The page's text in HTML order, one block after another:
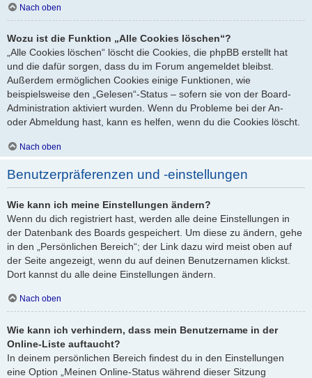
Nach oben
Wozu ist die Funktion „Alle Cookies löschen“?
„Alle Cookies löschen“ löscht die Cookies, die phpBB erstellt hat
und die dafür sorgen, dass du im Forum angemeldet bleibst.
Außerdem ermöglichen Cookies einige Funktionen, wie
beispielsweise den „Gelesen“-Status – sofern sie von der Board-
Administration aktiviert wurden. Wenn du Probleme bei der An-
oder Abmeldung hast, kann es helfen, wenn du die Cookies löscht.
Nach oben
Benutzerpräferenzen und -einstellungen
Wie kann ich meine Einstellungen ändern?
Wenn du dich registriert hast, werden alle deine Einstellungen in
der Datenbank des Boards gespeichert. Um diese zu ändern, gehe
in den „Persönlichen Bereich“; der Link dazu wird meist oben auf
der Seite angezeigt, wenn du auf deinen Benutzernamen klickst.
Dort kannst du alle deine Einstellungen ändern.
Nach oben
Wie kann ich verhindern, dass mein Benutzername in der
Online-Liste auftaucht?
In deinem persönlichen Bereich findest du in den Einstellungen
eine Option „Meinen Online-Status während dieser Sitzung